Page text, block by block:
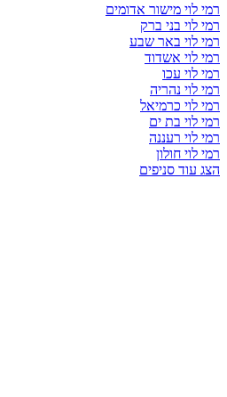
רמי לוי מישור אדומים
רמי לוי בני ברק
רמי לוי באר שבע
רמי לוי אשדוד
רמי לוי עכו
רמי לוי נהריה
רמי לוי כרמיאל
רמי לוי בת ים
רמי לוי רעננה
רמי לוי חולון
הצג עוד סניפים